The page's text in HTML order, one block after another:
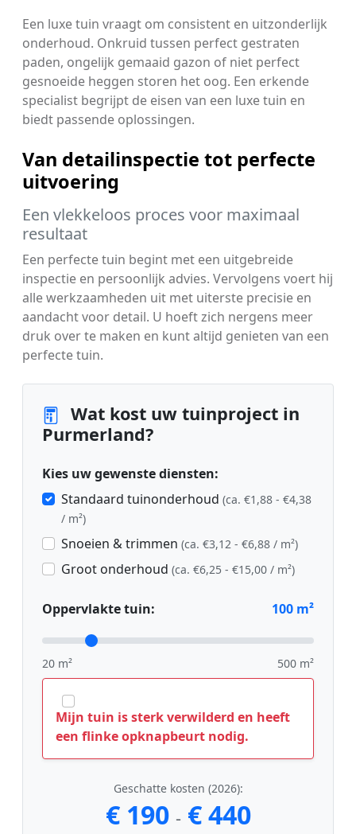
Een luxe tuin vraagt om consistent en uitzonderlijk
onderhoud. Onkruid tussen perfect gestraten
paden, ongelijk gemaaid gazon of niet perfect
gesnoeide heggen storen het oog. Een erkende
specialist begrijpt de eisen van een luxe tuin en
biedt passende oplossingen.
Van detailinspectie tot perfecte
uitvoering
Een vlekkeloos proces voor maximaal
resultaat
Een perfecte tuin begint met een uitgebreide
inspectie en persoonlijk advies. Vervolgens voert hij
alle werkzaamheden uit met uiterste precisie en
aandacht voor detail. U hoeft zich nergens meer
druk over te maken en kunt altijd genieten van een
perfecte tuin.
Wat kost uw tuinproject in
Purmerland?
Kies uw gewenste diensten:
Standaard tuinonderhoud (ca. €1,88 - €4,38
/ m²)
Snoeien & trimmen (ca. €3,12 - €6,88 / m²)
Groot onderhoud (ca. €6,25 - €15,00 / m²)
Oppervlakte tuin: 100 m²
20 m² 500 m²
Mijn tuin is sterk verwilderd en heeft
een flinke opknapbeurt nodig.
Geschatte kosten (2026):
€ 190 - € 440